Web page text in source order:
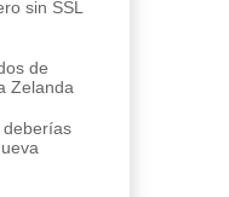
sin SSL
de
Zelanda
deberías